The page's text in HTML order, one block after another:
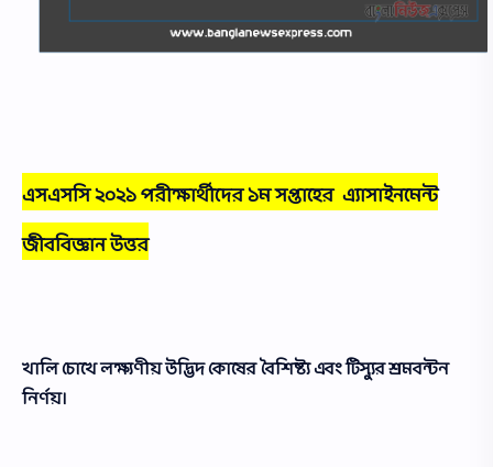
এসএসসি ২০২১ পরীক্ষার্থীদের ১ম সপ্তাহের এ্যাসাইনমেন্ট
জীববিজ্ঞান উত্তর
খালি চোখে লক্ষ্যণীয় উদ্ভিদ কোষের বৈশিষ্ট্য এবং টিস্যুর শ্রমবন্টন
নির্ণয়।